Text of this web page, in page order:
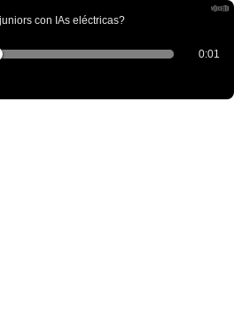
con IAs eléctricas?
0:01